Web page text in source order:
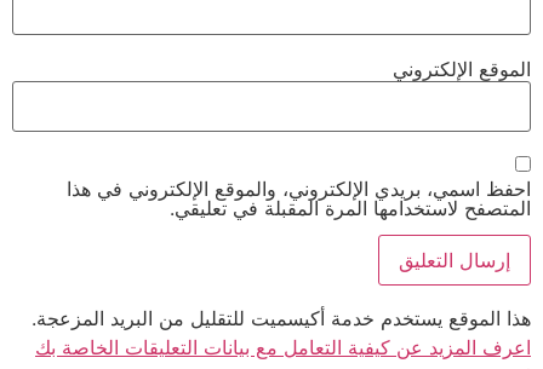
الموقع الإلكتروني
احفظ اسمي، بريدي الإلكتروني، والموقع الإلكتروني في هذا
المتصفح لاستخدامها المرة المقبلة في تعليقي.
هذا الموقع يستخدم خدمة أكيسميت للتقليل من البريد المزعجة.
اعرف المزيد عن كيفية التعامل مع بيانات التعليقات الخاصة بك